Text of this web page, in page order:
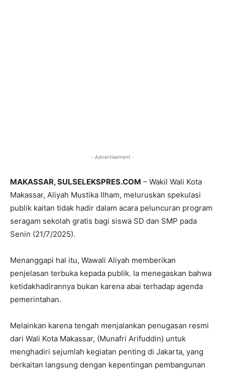
- Advertisement -
MAKASSAR, SULSELEKSPRES.COM – Wakil Wali Kota
Makassar, Aliyah Mustika Ilham, meluruskan spekulasi
publik kaitan tidak hadir dalam acara peluncuran program
seragam sekolah gratis bagi siswa SD dan SMP pada
Senin (21/7/2025).
Menanggapi hal itu, Wawali Aliyah memberikan
penjelasan terbuka kepada publik. Ia menegaskan bahwa
ketidakhadirannya bukan karena abai terhadap agenda
pemerintahan.
Melainkan karena tengah menjalankan penugasan resmi
dari Wali Kota Makassar, (Munafri Arifuddin) untuk
menghadiri sejumlah kegiatan penting di Jakarta, yang
berkaitan langsung dengan kepentingan pembangunan